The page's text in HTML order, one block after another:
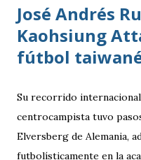
José Andrés
Kaohsiung
fútbol
Su recorrido
centrocampista tuvo
Elversberg de Alemania,
futbolísticamente en la